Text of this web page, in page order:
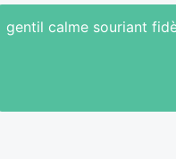
gentil calme souriant